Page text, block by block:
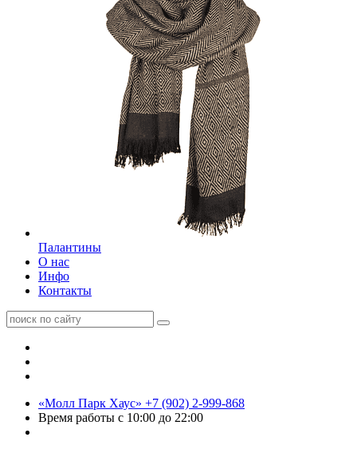
Палантины
О нас
Инфо
Контакты
«Молл Парк Хаус» +7 (902) 2-999-868
Время работы с 10:00 до 22:00